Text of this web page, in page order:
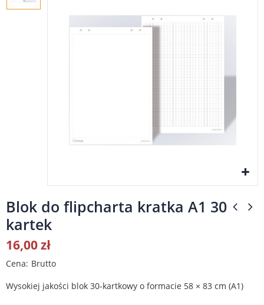
Blok do flipcharta kratka A1 30
kartek
16,00 zł
Cena Brutto
Wysokiej jakości blok 30-kartkowy o formacie 58 × 83 cm (A1)